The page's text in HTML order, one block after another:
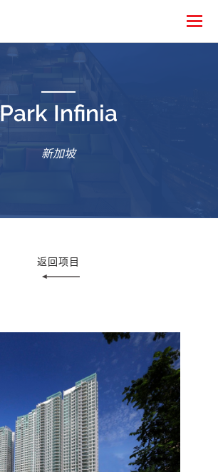
Park Infinia
新加坡
返回项目